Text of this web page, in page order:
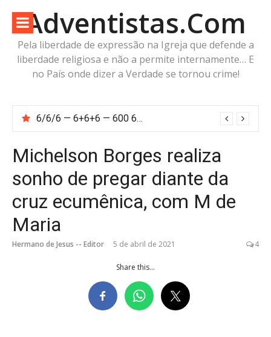
para
conteúdo
Adventistas.Com
Pela liberdade de expressão na Igreja que defende a
liberdade religiosa e não a permite internamente… E
no País onde dizer a Verdade se tornou crime!
6/6/6 — 6+6+6 — 600 60 6… Calcule o número da besta!
Michelson Borges realiza
sonho de pregar diante da
cruz ecumênica, com M de
Maria
Hermano de Jesus -- Editor 5 de abril de 2021 4
Share this...